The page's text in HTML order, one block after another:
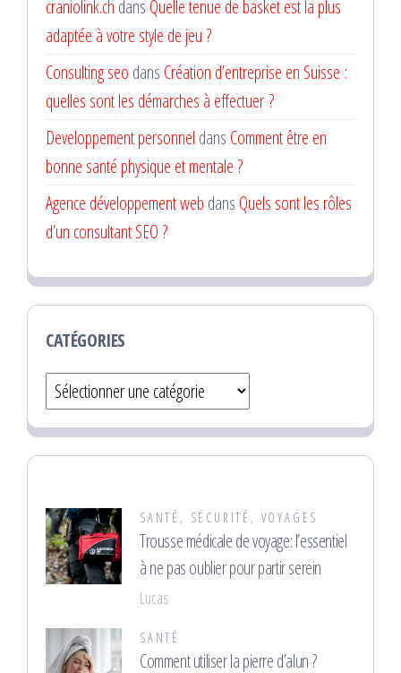
craniolink.ch dans Quelle tenue de basket est la plus
adaptée à votre style de jeu ?
Consulting seo dans Création d’entreprise en Suisse :
quelles sont les démarches à effectuer ?
Developpement personnel dans Comment être en
bonne santé physique et mentale ?
Agence développement web dans Quels sont les rôles
d’un consultant SEO ?
CATÉGORIES
Catégories
SANTÉ , SÉCURITÉ , VOYAGES
Trousse médicale de voyage: l’essentiel
à ne pas oublier pour partir serein
Lucas
SANTÉ
Comment utiliser la pierre d’alun ?